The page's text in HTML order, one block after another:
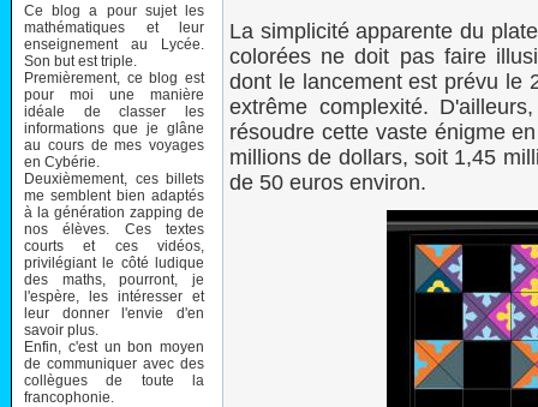
Ce blog a pour sujet les
mathématiques et leur
enseignement au Lycée.
Son but est triple.
Premièrement, ce blog est
pour moi une manière
idéale de classer les
informations que je glâne
au cours de mes voyages
en Cybérie.
Deuxièmement, ces billets
me semblent bien adaptés
à la génération zapping de
nos élèves. Ces textes
courts et ces vidéos,
privilégiant le côté ludique
des maths, pourront, je
l'espère, les intéresser et
leur donner l'envie d'en
savoir plus.
Enfin, c'est un bon moyen
de communiquer avec des
collègues de toute la
francophonie.
La simplicité apparente du
colorées ne doit pas faire
dont le lancement est prévu le
extrême complexité.
résoudre cette vaste énigme
millions de dollars, soit 1,45
de 50 euros environ.